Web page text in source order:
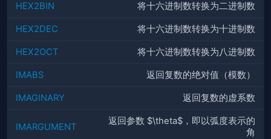
HEX2BIN 将十六进制数转换为二进制数
HEX2DEC 将十六进制数转换为十进制数
HEX2OCT 将十六进制数转换为八进制数
IMABS 返回复数的绝对值（模数）
IMAGINARY 返回复数的虚系数
IMARGUMENT
返回参数 $\theta$，即以弧度表示的
角